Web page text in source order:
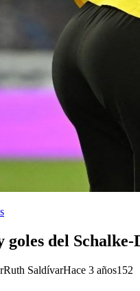
goles del
Ruth SaldívarHace 3 años152